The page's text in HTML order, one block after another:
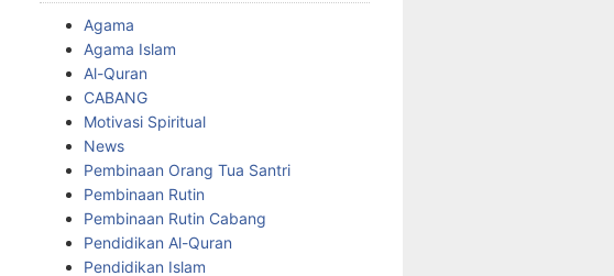
Agama
Agama Islam
Al-Quran
CABANG
Motivasi Spiritual
News
Pembinaan Orang Tua Santri
Pembinaan Rutin
Pembinaan Rutin Cabang
Pendidikan Al-Quran
Pendidikan Islam